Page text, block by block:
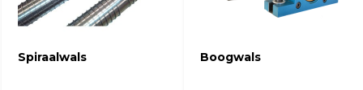
Spiraalwals Boogwals